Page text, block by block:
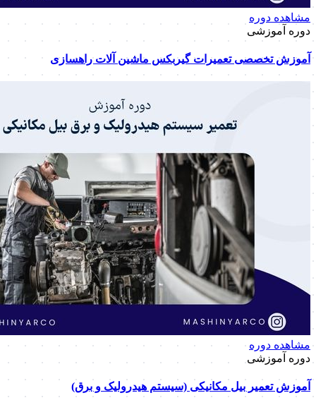
مشاهده دوره
دوره آموزشی
آموزش تخصصی تعمیرات گیربکس ماشین آلات راهسازی
مشاهده دوره
دوره آموزشی
آموزش تعمیر بیل مکانیکی (سیستم هیدرولیک و برق)